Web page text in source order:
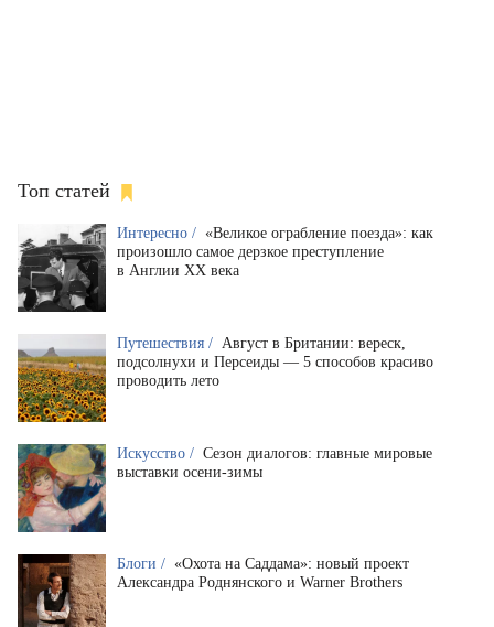
Топ статей
Интересно / «Великое ограбление поезда»: как
произошло самое дерзкое преступление
в Англии XX века
Путешествия / Август в Британии: вереск,
подсолнухи и Персеиды — 5 способов красиво
проводить лето
Искусство / Сезон диалогов: главные мировые
выставки осени-зимы
Блоги / «Охота на Саддама»: новый проект
Александра Роднянского и Warner Brothers